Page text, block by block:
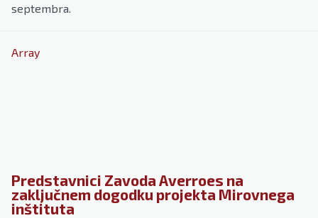
septembra.
Array
Predstavnici Zavoda Averroes na
zaključnem dogodku projekta Mirovnega
inštituta